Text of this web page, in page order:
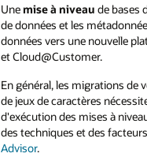
Une mise à niveau de bases
de données et les
données vers une nouvelle
et Cloud@Customer.
En général, les migrations de
de jeux de caractères
d'exécution des mises à
des techniques et des
Advisor.